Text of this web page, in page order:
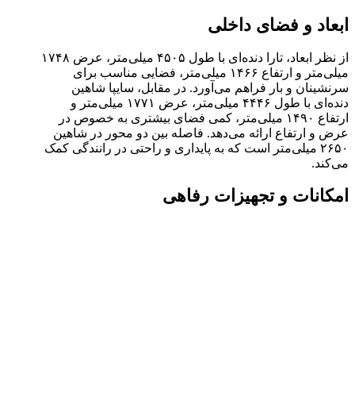
ابعاد و فضای داخلی
از نظر ابعاد، تارا دنده‌ای با طول ۴۵۰۵ میلی‌متر، عرض ۱۷۴۸
میلی‌متر و ارتفاع ۱۴۶۶ میلی‌متر، فضایی مناسب برای
سرنشینان و بار فراهم می‌آورد. در مقابل، سایپا شاهین
دنده‌ای با طول ۴۴۴۶ میلی‌متر، عرض ۱۷۷۱ میلی‌متر و
ارتفاع ۱۴۹۰ میلی‌متر، کمی فضای بیشتری به خصوص در
عرض و ارتفاع ارائه می‌دهد. فاصله بین دو محور در شاهین
۲۶۵۰ میلی‌متر است که به پایداری و راحتی در رانندگی کمک
می‌کند.
امکانات و تجهیزات رفاهی